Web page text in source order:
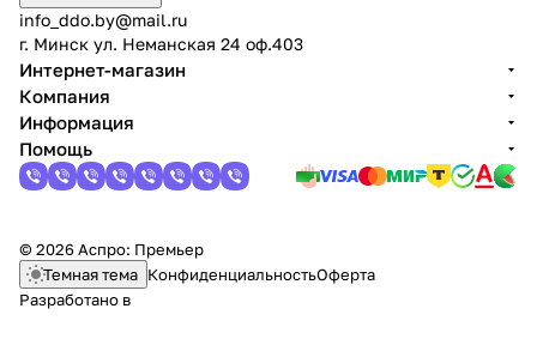
info_ddo.by@mail.ru
г. Минск ул. Неманская 24 оф.403
Интернет-магазин
Компания
Информация
Помощь
© 2026 Аспро: Премьер
Темная тема КонфиденциальностьОферта
Разработано в